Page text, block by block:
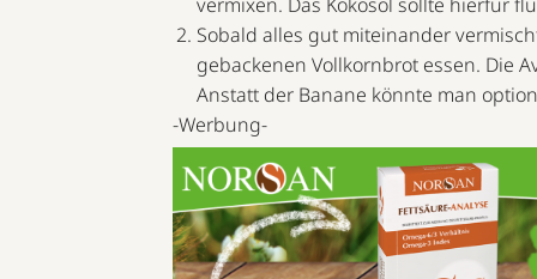
Sobald alles gut miteinander
gebackenen Vollkornbrot essen. Die
Anstatt der Banane könnte man
-Werbung-